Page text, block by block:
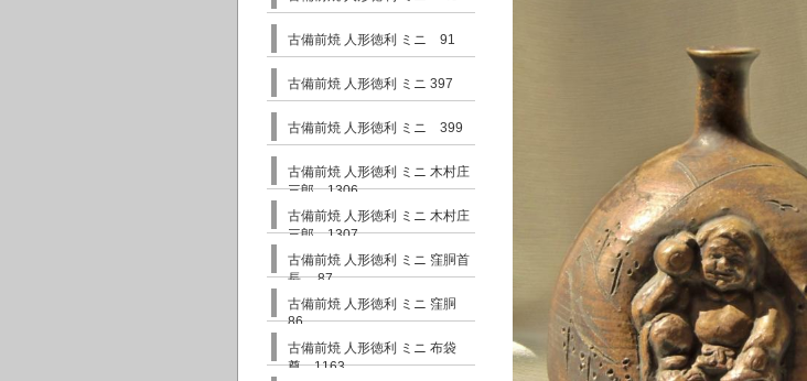
古備前焼 人形徳利 ミニ 91
古備前焼 人形徳利 ミニ 397
古備前焼 人形徳利 ミニ 399
古備前焼 人形徳利 ミニ 木村庄
三郎 1306
古備前焼 人形徳利 ミニ 木村庄
三郎 1307
古備前焼 人形徳利 ミニ 窪胴首
長 87
古備前焼 人形徳利 ミニ 窪胴
86
古備前焼 人形徳利 ミニ 布袋
尊 1163